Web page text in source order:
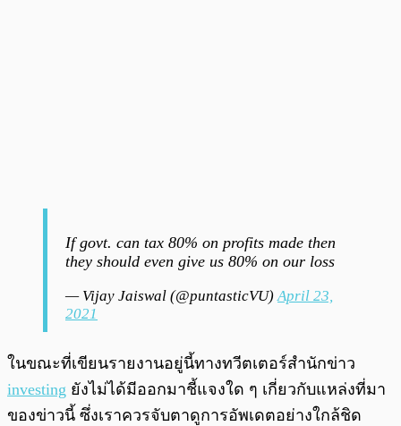
If govt. can tax 80% on profits made then
they should even give us 80% on our loss
— Vijay Jaiswal (@puntasticVU)April 23,
2021
ในขณะที่เขียนรายงานอยู่นี้ทางทวีตเตอร์สำนักข่าว
investing ยังไม่ได้มีออกมาชี้แจงใด ๆ เกี่ยวกับแหล่งที่มา
ของข่าวนี้ ซึ่งเราควรจับตาดูการอัพเดตอย่างใกล้ชิด